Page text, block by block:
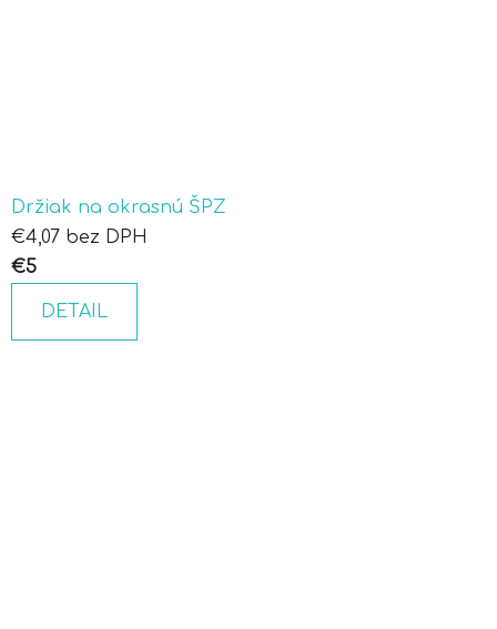
Držiak na okrasnú ŠPZ
€4,07 bez DPH
€5
DETAIL